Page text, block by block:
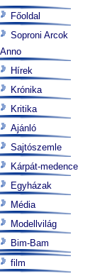
Főoldal
Soproni Arcok
Anno
Hírek
Krónika
Kritika
Ajánló
Sajtószemle
Kárpát-medence
Egyházak
Média
Modellvilág
Bim-Bam
film